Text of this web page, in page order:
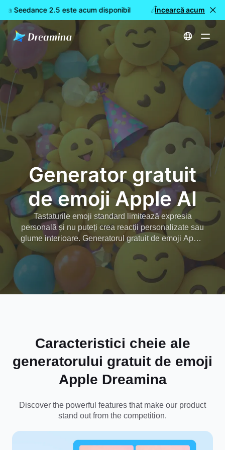
Seedance 2.5 este acum disponibil 🎉 Model nou LIVE:
Încearcă acum
Acasă Creează Generator gratuit de emoji Apple AI
Generator gratuit
de emoji Apple AI
Tastaturile emoji standard limitează expresia
personală și nu puteți crea reacții personalizate sau
glume interioare. Generatorul gratuit de emoji Apple
AI Dreamina transformă textul sau fotografiile în
emojiuri personalizate în stil iOS, oferind chat-urilor
o notă lustruită și unică.
Caracteristici cheie ale
generatorului gratuit de emoji
Apple Dreamina
Discover the powerful features that make our product
stand out from the competition.